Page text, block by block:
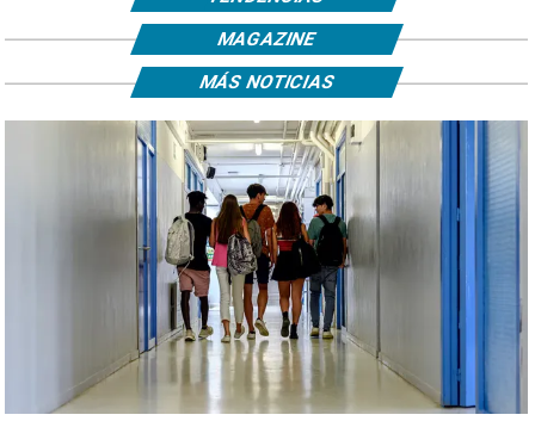
MAGAZINE
MÁS NOTICIAS